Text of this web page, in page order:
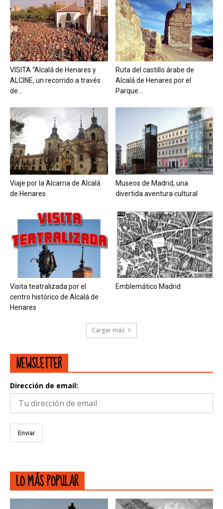
VISITA “Alcalá de Henares y
ALCINE, un recorrido a través
de...
Ruta del castillo árabe de
Alcalá de Henares por el
Parque...
Viaje por la Alcarria de Alcalá
de Henares
Museos de Madrid, una
divertida aventura cultural
Visita teatralizada por el
centro histórico de Alcalá de
Henares
Emblemático Madrid
Cargar más
NEWSLETTER
Dirección de email:
LO MÁS POPULAR